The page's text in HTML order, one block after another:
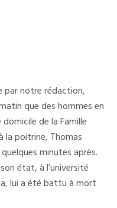
par notre rédaction,
que des hommes en
de la Famille
la poitrine, Thomas
minutes après.
état, à l’université
lui a été battu à mort